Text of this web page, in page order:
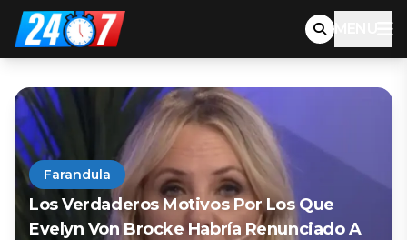
MENU
Farandula
Los Verdaderos Motivos Por Los Que
Evelyn Von Brocke Habría Renunciado A